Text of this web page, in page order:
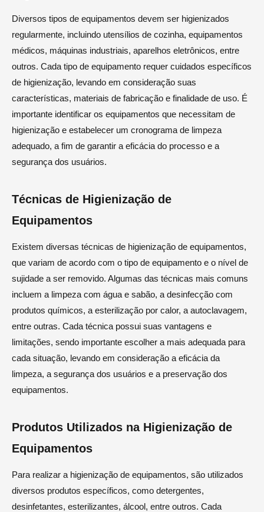
Diversos tipos de equipamentos devem ser higienizados
regularmente, incluindo utensílios de cozinha, equipamentos
médicos, máquinas industriais, aparelhos eletrônicos, entre
outros. Cada tipo de equipamento requer cuidados específicos
de higienização, levando em consideração suas
características, materiais de fabricação e finalidade de uso. É
importante identificar os equipamentos que necessitam de
higienização e estabelecer um cronograma de limpeza
adequado, a fim de garantir a eficácia do processo e a
segurança dos usuários.
Técnicas de Higienização de
Equipamentos
Existem diversas técnicas de higienização de equipamentos,
que variam de acordo com o tipo de equipamento e o nível de
sujidade a ser removido. Algumas das técnicas mais comuns
incluem a limpeza com água e sabão, a desinfecção com
produtos químicos, a esterilização por calor, a autoclavagem,
entre outras. Cada técnica possui suas vantagens e
limitações, sendo importante escolher a mais adequada para
cada situação, levando em consideração a eficácia da
limpeza, a segurança dos usuários e a preservação dos
equipamentos.
Produtos Utilizados na Higienização de
Equipamentos
Para realizar a higienização de equipamentos, são utilizados
diversos produtos específicos, como detergentes,
desinfetantes, esterilizantes, álcool, entre outros. Cada